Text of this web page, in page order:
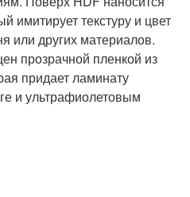
имитирует текстуру и цвет
или других материалов.
прозрачной пленкой из
придает ламинату
и ультрафиолетовым